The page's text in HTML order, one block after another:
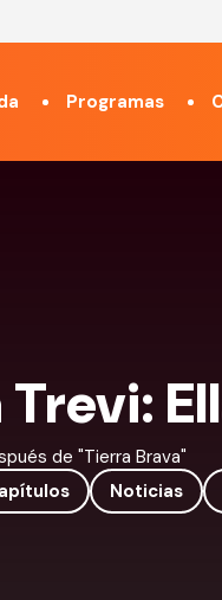
Programas
de "Tierra Brava"
Noticias